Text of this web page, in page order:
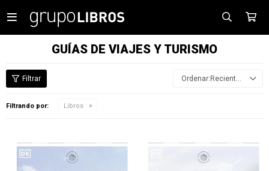

GUÍAS DE VIAJES Y TURISMO
Recientes
Filtrando por: Libros